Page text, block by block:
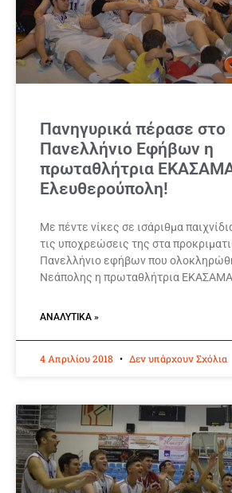
Πανηγυρικά πέρασε στο
Πανελλήνιο Εφήβων η
πρωταθλήτρια
Ελευθερούπολη!
Με πέντε νίκες σε ισάριθμα
τις υποχρεώσεις της στα
Πανελλήνιο εφήβων που
Νεάπολης η πρωταθλήτρια
ΑΝΑΛΥΤΙΚΆ »
4 Απριλίου 2018 Δεν υπάρχουν Σχόλια